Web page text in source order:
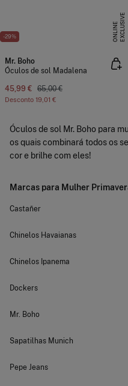
-29% E
X
C
L
U
SI
V
E
O
N
L
I
N
E
Mr. Boho
Óculos de sol Madalena
45,99 € 65,00 €
Desconto 19,01 €
Óculos de sol Mr. Boho para
os quais combinará todos os
cor e brilhe com eles!
Marcas para Mulher
Castañer
Chinelos Havaianas
Chinelos Ipanema
Dockers
Mr. Boho
Sapatilhas Munich
Pepe Jeans